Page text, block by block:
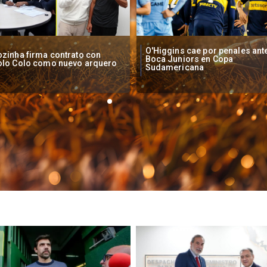
cae por penales ante
Juniors en Copa
Operadores de apuestas
piden acelerar regulación en
Chile